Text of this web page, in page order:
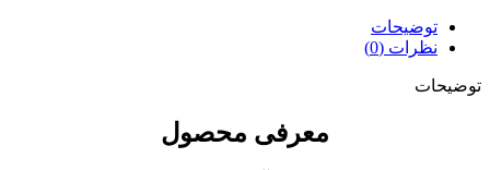
توضیحات
نظرات (0)
توضیحات
معرفی محصول